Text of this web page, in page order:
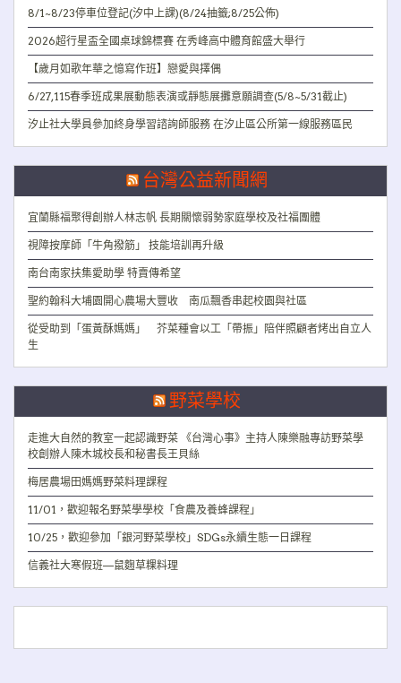
8/1~8/23停車位登記(汐中上課)(8/24抽籤;8/25公佈)
2026超行星盃全國桌球錦標賽 在秀峰高中體育館盛大舉行
【歲月如歌年華之憶寫作班】戀愛與擇偶
6/27,115春季班成果展動態表演或靜態展攤意願調查(5/8~5/31截止)
汐止社大學員參加終身學習諮詢師服務 在汐止區公所第一線服務區民
台灣公益新聞網
宜蘭縣福聚得創辦人林志帆 長期關懷弱勢家庭學校及社福團體
視障按摩師「牛角撥筋」 技能培訓再升級
南台南家扶集愛助學 特賣傳希望
聖約翰科大埔園開心農場大豐收 南瓜飄香串起校園與社區
從受助到「蛋黃酥媽媽」 芥菜種會以工「帶振」陪伴照顧者烤出自立人
生
野菜學校
走進大自然的教室一起認識野菜 《台灣心事》主持人陳樂融專訪野菜學
校創辦人陳木城校長和秘書長王貝絲
梅居農場田媽媽野菜料理課程
11/01，歡迎報名野菜學學校「食農及養蜂課程」
10/25，歡迎參加「銀河野菜學校」SDGs永續生態一日課程
信義社大寒假班—鼠麴草粿料理